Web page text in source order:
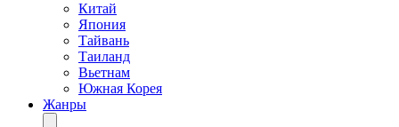
Китай
Япония
Тайвань
Таиланд
Вьетнам
Южная Корея
Жанры